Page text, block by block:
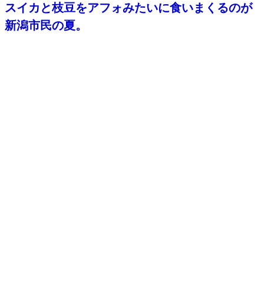
スイカと枝豆をアフォみたいに食いまくるのが
新潟市民の夏。